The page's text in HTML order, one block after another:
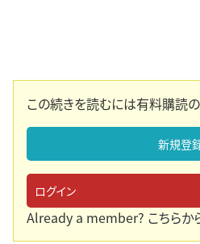
この続きを読むには有料購読
新規登
ログイン
Already a member? こちらか